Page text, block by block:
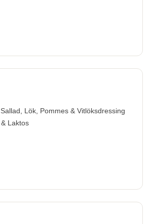
Lök, Pommes & Vitlöksdressing
Laktos